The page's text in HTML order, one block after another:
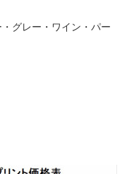
グレー・ワイン・パー